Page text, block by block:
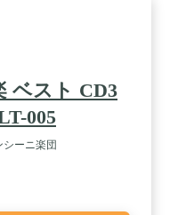
ベスト CD3
005
シーニ楽団